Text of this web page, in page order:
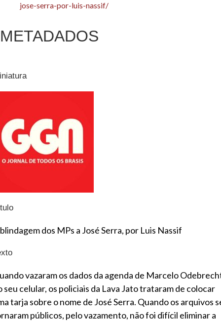
jose-serra-por-luis-nassif/
METADADOS
dos MPs a José Serra, por Luis Nassif
vazaram os dados da agenda de Marcelo
seu celular, os policiais da Lava Jato trataram de colocar
tarja sobre o nome de José Serra. Quando os arquivos
públicos, pelo vazamento, não foi difícil eliminar a